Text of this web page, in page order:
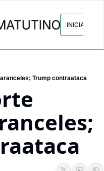
ANUNCIA CON
INICIAR
Trump contraataca